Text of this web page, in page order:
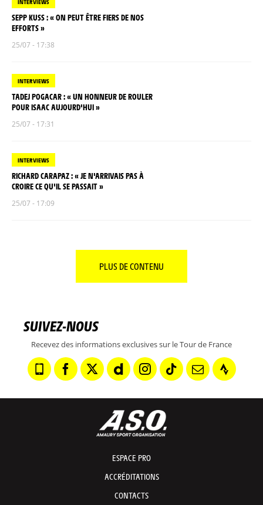
SEPP KUSS : « ON PEUT ÊTRE FIERS DE NOS
EFFORTS »
25/07 - 17:38
INTERVIEWS
TADEJ POGACAR : « UN HONNEUR DE ROULER
POUR ISAAC AUJOURD'HUI »
25/07 - 17:31
INTERVIEWS
RICHARD CARAPAZ : « JE N'ARRIVAIS PAS À
CROIRE CE QU'IL SE PASSAIT »
25/07 - 17:09
PLUS DE CONTENU
SUIVEZ-NOUS
Recevez des informations exclusives sur le Tour de France
ESPACE PRO
ACCRÉDITATIONS
CONTACTS